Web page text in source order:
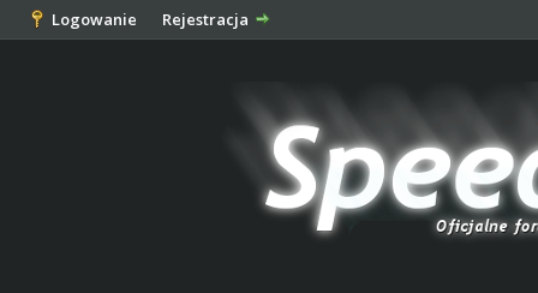
Logowanie Rejestracja